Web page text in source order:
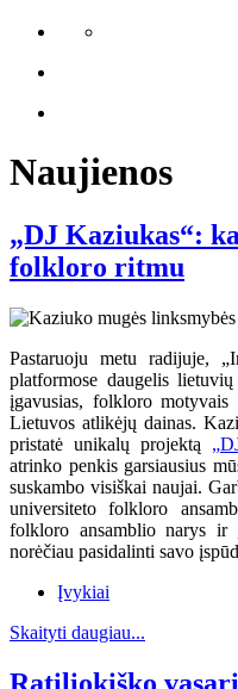
Naujienos
„DJ Kaziukas“:
folkloro ritmu
Pastaruoju metu radijuje,
platformose daugelis
įgavusias, folkloro motyvais
Lietuvos atlikėjų dainas.
pristatė unikalų projektą
atrinko penkis garsiausius
suskambo visiškai naujai.
universiteto folkloro
folkloro ansamblio narys ir
norėčiau pasidalinti savo
Įvykiai
Skaityti daugiau...